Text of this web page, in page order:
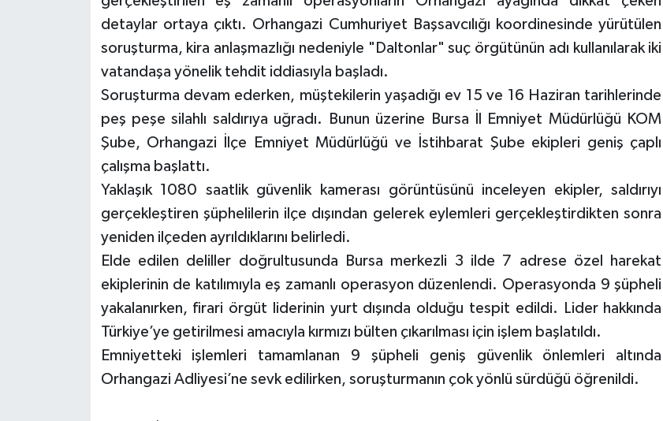
detaylar ortaya çıktı. Orhangazi Cumhuriyet Başsavcılığı koordinesinde yürütülen
soruşturma, kira anlaşmazlığı nedeniyle "Daltonlar" suç örgütünün adı kullanılarak iki
vatandaşa yönelik tehdit iddiasıyla başladı.
Soruşturma devam ederken, müştekilerin yaşadığı ev 15 ve 16 Haziran tarihlerinde
peş peşe silahlı saldırıya uğradı. Bunun üzerine Bursa İl Emniyet Müdürlüğü KOM
Şube, Orhangazi İlçe Emniyet Müdürlüğü ve İstihbarat Şube ekipleri geniş çaplı
çalışma başlattı.
Yaklaşık 1080 saatlik güvenlik kamerası görüntüsünü inceleyen ekipler, saldırıyı
gerçekleştiren şüphelilerin ilçe dışından gelerek eylemleri gerçekleştirdikten sonra
yeniden ilçeden ayrıldıklarını belirledi.
Elde edilen deliller doğrultusunda Bursa merkezli 3 ilde 7 adrese özel harekat
ekiplerinin de katılımıyla eş zamanlı operasyon düzenlendi. Operasyonda 9 şüpheli
yakalanırken, firari örgüt liderinin yurt dışında olduğu tespit edildi. Lider hakkında
Türkiye’ye getirilmesi amacıyla kırmızı bülten çıkarılması için işlem başlatıldı.
Emniyetteki işlemleri tamamlanan 9 şüpheli geniş güvenlik önlemleri altında
Orhangazi Adliyesi’ne sevk edilirken, soruşturmanın çok yönlü sürdüğü öğrenildi.